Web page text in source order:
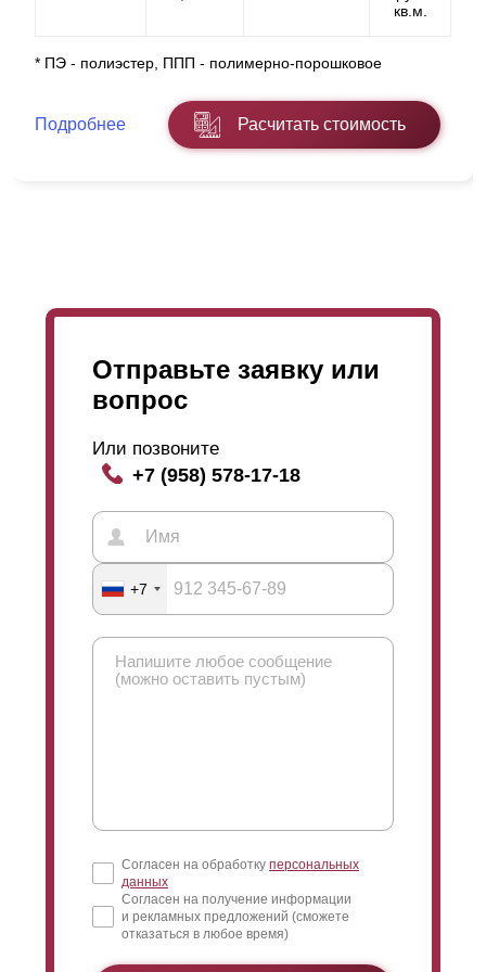
или вопросы, мы всегда будем рады помочь.
кв.м.
* ПЭ - полиэстер, ППП - полимерно-порошковое
Подробнее Расчитать стоимость
Отправьте заявку или
вопрос
Или позвоните
+7 (958) 578-17-18
+7
Согласен на обработку персональных
данных
Согласен на получение информации
и рекламных предложений (сможете
отказаться в любое время)